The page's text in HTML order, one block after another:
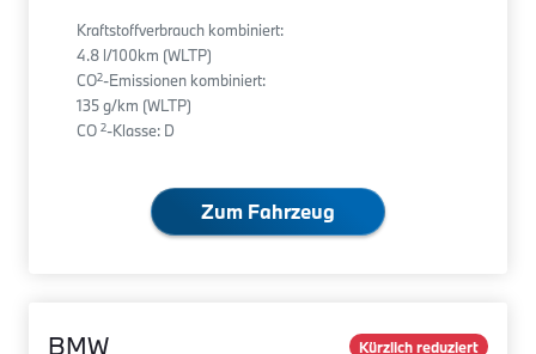
Kraftstoffverbrauch kombiniert:
4.8 l/100km (WLTP)
CO2-Emissionen kombiniert:
135 g/km (WLTP)
CO 2-Klasse: D
Zum Fahrzeug
BMW Kürzlich reduziert